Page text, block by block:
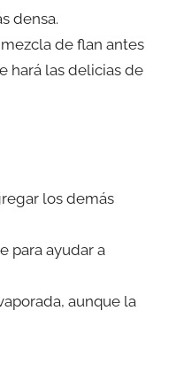
densa.
de flan antes
hará las delicias de
los demás
para ayudar a
aunque la